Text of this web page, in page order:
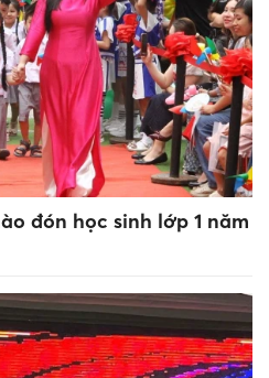
đón học sinh lớp 1 năm